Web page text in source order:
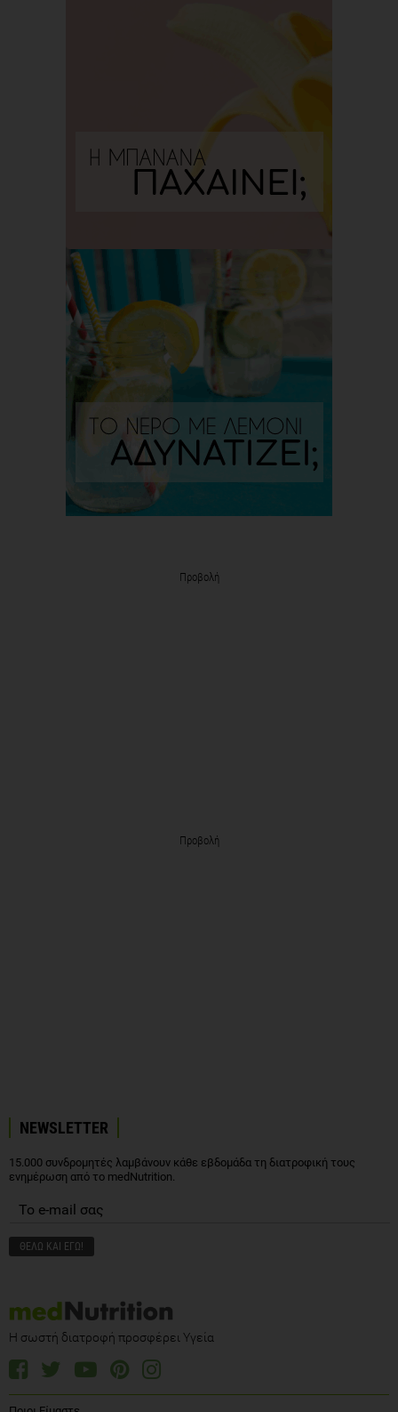
Προβολή
Προβολή
NEWSLETTER
15.000 συνδρομητές λαμβάνουν κάθε εβδομάδα τη διατροφική τους
ενημέρωση από το medNutrition.
Η σωστή διατροφή προσφέρει Υγεία